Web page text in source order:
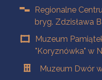
Regionalne
bryg. Zdzisława
Muzeum
"Koryznówka" w
Muzeum Dwór